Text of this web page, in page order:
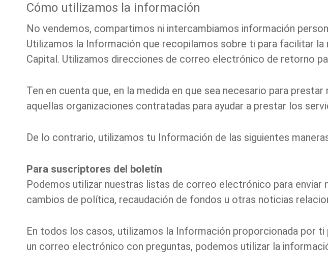
Cómo utilizamos la información
No vendemos, compartimos ni intercambiamos información
Utilizamos la Información que recopilamos sobre ti para facilitar
Capital. Utilizamos direcciones de correo electrónico de retorno
Ten en cuenta que, en la medida en que sea necesario para
aquellas organizaciones contratadas para ayudar a prestar los
De lo contrario, utilizamos tu Información de las siguientes
Para suscriptores del boletín
Podemos utilizar nuestras listas de correo electrónico para
cambios de política, recaudación de fondos u otras noticias
En todos los casos, utilizamos la Información proporcionada por
un correo electrónico con preguntas, podemos utilizar la